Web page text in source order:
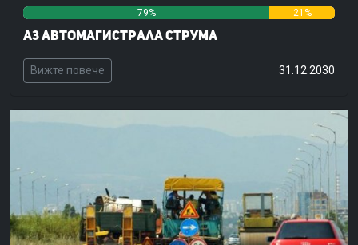
79% 21% 0%
А3 Автомагистрала Струма
Вижте повече 31.12.2030